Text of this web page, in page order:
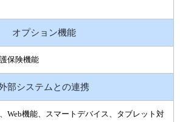
オプション機能
保険機能
部システムとの連携
Web機能、スマートデバイス、タブレット対